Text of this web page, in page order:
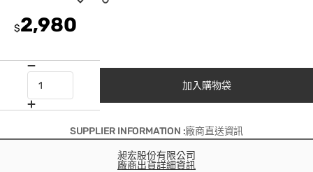
$2,980
加入購物袋
SUPPLIER INFORMATION :廠商直送資訊
昶宏股份有限公司
廠商出貨詳細資訊